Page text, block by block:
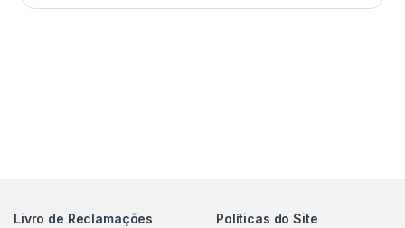
Livro de Reclamações
Políticas do Site